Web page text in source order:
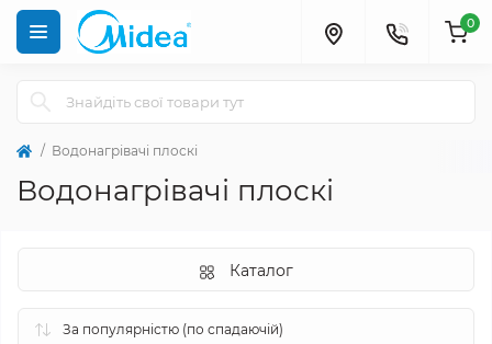
0
Водонагрівачі плоскі
Водонагрівачі плоскі
Каталог